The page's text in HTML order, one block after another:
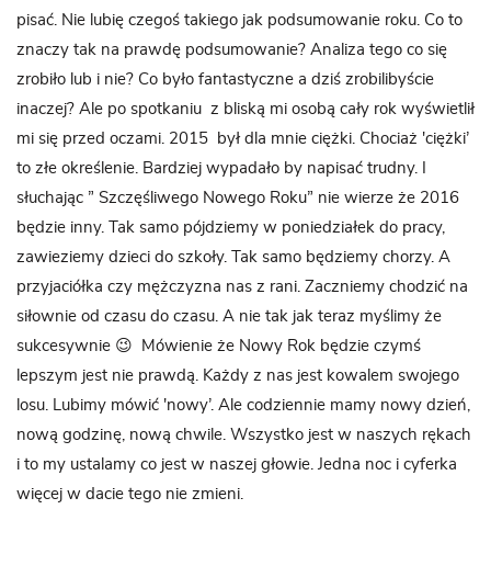
pisać. Nie lubię czegoś takiego jak podsumowanie roku. Co to
znaczy tak na prawdę podsumowanie? Analiza tego co się
zrobiło lub i nie? Co było fantastyczne a dziś zrobilibyście
inaczej? Ale po spotkaniu z bliską mi osobą cały rok wyświetlił
mi się przed oczami. 2015 był dla mnie ciężki. Chociaż 'ciężki’
to złe określenie. Bardziej wypadało by napisać trudny. I
słuchając ” Szczęśliwego Nowego Roku” nie wierze że 2016
będzie inny. Tak samo pójdziemy w poniedziałek do pracy,
zawieziemy dzieci do szkoły. Tak samo będziemy chorzy. A
przyjaciółka czy mężczyzna nas z rani. Zaczniemy chodzić na
siłownie od czasu do czasu. A nie tak jak teraz myślimy że
sukcesywnie 😉 Mówienie że Nowy Rok będzie czymś
lepszym jest nie prawdą. Każdy z nas jest kowalem swojego
losu. Lubimy mówić 'nowy’. Ale codziennie mamy nowy dzień,
nową godzinę, nową chwile. Wszystko jest w naszych rękach
i to my ustalamy co jest w naszej głowie. Jedna noc i cyferka
więcej w dacie tego nie zmieni.